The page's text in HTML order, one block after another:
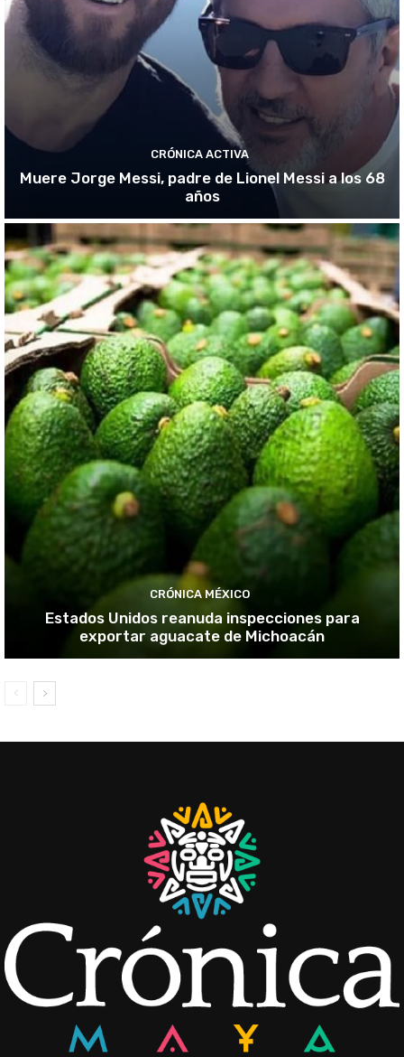
CRÓNICA ACTIVA
Muere Jorge Messi, padre de Lionel Messi a los 68
años
CRÓNICA MÉXICO
Estados Unidos reanuda inspecciones para
exportar aguacate de Michoacán